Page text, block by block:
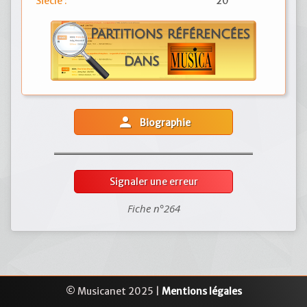
person Biographie
Signaler une erreur
Fiche n°264
© Musicanet 2025 | Mentions légales